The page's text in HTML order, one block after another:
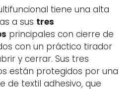
tiene una alta
a sus tres
principales con cierre de
con un práctico tirador
y cerrar. Sus tres
están protegidos por una
de textil adhesivo, que